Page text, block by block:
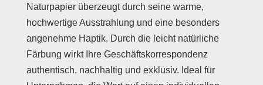
Naturpapier überzeugt durch seine warme,
hochwertige Ausstrahlung und eine besonders
angenehme Haptik. Durch die leicht natürliche
Färbung wirkt Ihre Geschäftskorrespondenz
authentisch, nachhaltig und exklusiv. Ideal für